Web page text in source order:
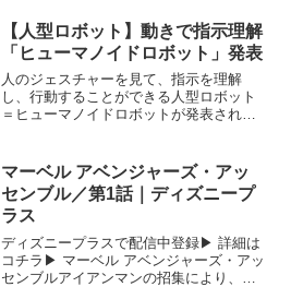
【人型ロボット】動きで指示理解
「ヒューマノイドロボット」発表
人のジェスチャーを見て、指示を理解
し、行動することができる人型ロボット
＝ヒューマノイドロボットが発表されま
マーベル アベンジャーズ・アッ
センブル／第1話｜ディズニープ
ラス
ディズニープラスで配信中登録▶︎ 詳細は
コチラ▶︎ マーベル アベンジャーズ・アッ
センブルアイアンマンの招集により、マ